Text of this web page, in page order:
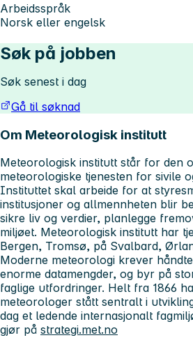
Arbeidsspråk
Norsk eller engelsk
Søk på jobben
Søk senest i dag
Gå til søknad
Om Meteorologisk institutt
Meteorologisk institutt står for den
meteorologiske tjenesten for sivile
Instituttet skal arbeide for at
institusjoner og allmennheten blir
sikre liv og verdier, planlegge
miljøet. Meteorologisk institutt har
Bergen, Tromsø, på Svalbard,
Moderne meteorologi krever
enorme datamengder, og byr på
faglige utfordringer. Helt fra 1866
meteorologer stått sentralt i
dag et ledende internasjonalt
gjør på strategi.met.no